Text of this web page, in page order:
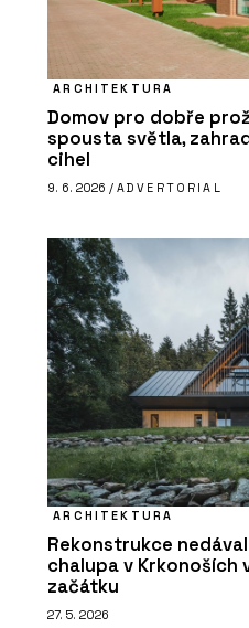
ARCHITEKTURA
Domov pro dobře
spousta světla,
cihel
9. 6. 2026 / ADVERTORIAL
ARCHITEKTURA
Rekonstrukce
chalupa v Krkonoších
začátku
27. 5. 2026